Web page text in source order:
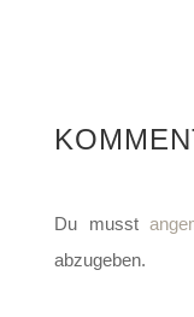
Du musst
abzugeben.